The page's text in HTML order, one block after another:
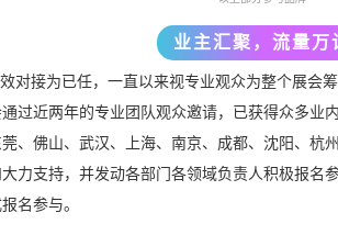
业主汇聚，流量万
对接为已任，一直以来视专业观众为整个展会
过近两年的专业团队观众邀请，已获得众多业
、佛山、武汉、上海、南京、成都、沈阳、杭
力支持，并发动各部门各领域负责人积极报名
名参与。